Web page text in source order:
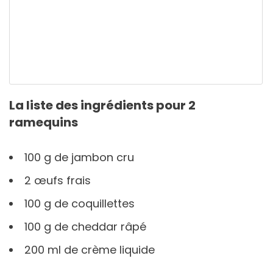
La liste des ingrédients pour 2
ramequins
100 g de jambon cru
2 œufs frais
100 g de coquillettes
100 g de cheddar râpé
200 ml de crème liquide